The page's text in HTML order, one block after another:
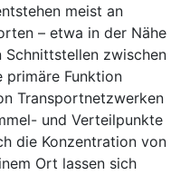
meist an
– etwa in der Nähe
Schnittstellen zwischen
primäre Funktion
Transportnetzwerken
und Verteilpunkte
die Konzentration von
Ort lassen sich